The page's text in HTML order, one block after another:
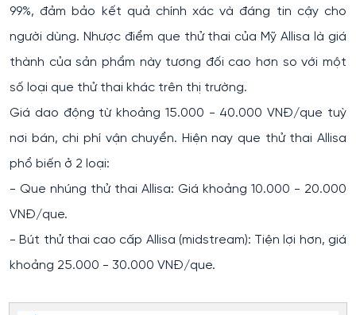
99%, đảm bảo kết quả chính xác và đáng tin cậy cho
người dùng. Nhược điểm que thử thai của Mỹ Allisa là giá
thành của sản phẩm này tương đối cao hơn so với một
số loại que thử thai khác trên thị trường.
Giá dao động từ khoảng 15.000 - 40.000 VNĐ/que tuỳ
nơi bán, chi phí vận chuyển. Hiện nay que thử thai Allisa
phổ biến ở 2 loại:
- Que nhúng thử thai Allisa: Giá khoảng 10.000 - 20.000
VNĐ/que.
- Bút thử thai cao cấp Allisa (midstream): Tiện lợi hơn, giá
khoảng 25.000 - 30.000 VNĐ/que.